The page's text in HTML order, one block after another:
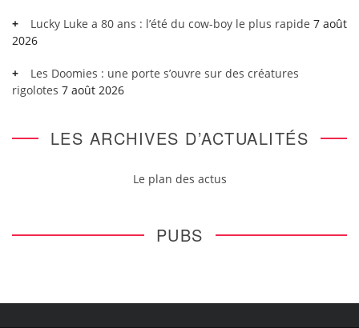
Lucky Luke a 80 ans : l’été du cow-boy le plus rapide 7 août
2026
Les Doomies : une porte s’ouvre sur des créatures
rigolotes 7 août 2026
LES ARCHIVES D’ACTUALITÉS
Le plan des actus
PUBS